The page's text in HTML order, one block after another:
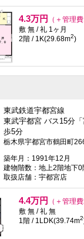
4.3万円
（＋管理
敷 無 / 礼 1ヶ月
2階 / 1K(29.68m2)
東武鉄道宇都宮線
東武宇都宮 バス15分
歩5分
栃木県宇都宮市鶴田町
築年月：1991年12月
建物階数：地上2階地下0
取扱店舗：宇都宮店
4.4万円
（＋管理
敷 無 / 礼 無
1階 / 1LDK(39.74m2